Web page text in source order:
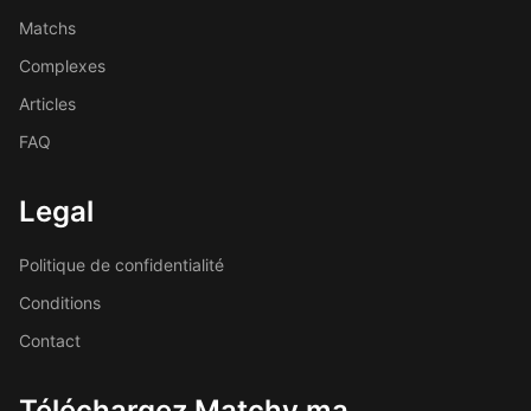
Matchs
Complexes
Articles
FAQ
Legal
Politique de confidentialité
Conditions
Contact